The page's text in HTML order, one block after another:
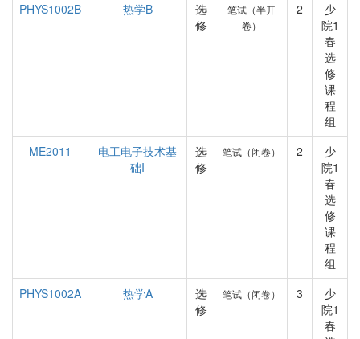
PHYS1002B
热学B
选
修
笔试（半开
卷）
2
少
院1
春
选
修
课
程
组
ME2011
电工电子技术基
础I
选
修
笔试（闭卷） 2
少
院1
春
选
修
课
程
组
PHYS1002A
热学A
选
修
笔试（闭卷） 3
少
院1
春